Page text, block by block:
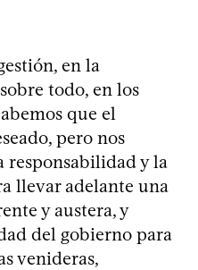
en la
todo, en los
que el
pero nos
responsabilidad y la
llevar adelante una
y austera, y
del gobierno para
venideras,